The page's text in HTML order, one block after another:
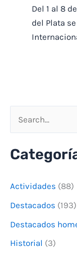
Del 1 al 8
del Plata
s
a
r
p
o
Actividades (88)
Destacados (193)
Destacados
Historial (3)